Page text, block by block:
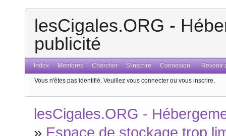
lesCigales.ORG -
publicité
Index Membres Chercher S'inscrire Connexion Revenir
Vous n'êtes pas identifié. Veuillez vous connecter ou vous inscrire.
lesCigales.ORG -
» Espace de stockage trop